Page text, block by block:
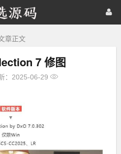
页 网站源码
站资源
章正文
7 修图
：2025-06-29